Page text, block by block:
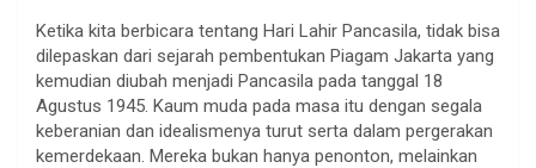
Ketika kita berbicara tentang Hari Lahir Pancasila, tidak bisa
dilepaskan dari sejarah pembentukan Piagam Jakarta yang
kemudian diubah menjadi Pancasila pada tanggal 18
Agustus 1945. Kaum muda pada masa itu dengan segala
keberanian dan idealismenya turut serta dalam pergerakan
kemerdekaan. Mereka bukan hanya penonton, melainkan